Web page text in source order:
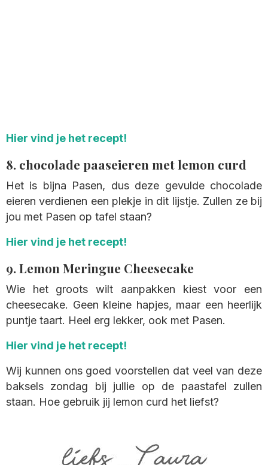
Hier vind je het recept!
8. chocolade paaseieren met lemon curd
Het is bijna Pasen, dus deze gevulde chocolade
eieren verdienen een plekje in dit lijstje. Zullen ze bij
jou met Pasen op tafel staan?
Hier vind je het recept!
9. Lemon Meringue Cheesecake
Wie het groots wilt aanpakken kiest voor een
cheesecake. Geen kleine hapjes, maar een heerlijk
puntje taart. Heel erg lekker, ook met Pasen.
Hier vind je het recept!
Wij kunnen ons goed voorstellen dat veel van deze
baksels zondag bij jullie op de paastafel zullen
staan. Hoe gebruik jij lemon curd het liefst?